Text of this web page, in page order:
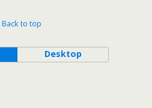
Back to top
Desktop